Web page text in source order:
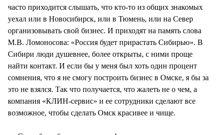
часто приходится слышать, что кто-то из общих знакомых
уехал или в Новосибирск, или в Тюмень, или на Север
организовывать свой бизнес. И приходят на память слова
М.В. Ломоносова: «Россия будет прирастать Сибирью». В
Сибири люди душевнее, более открыты, с ними проще
найти контакт. И если бы у меня был хоть один процент
сомнения, что я не смогу построить бизнес в Омске, я бы за
это не взялся. Так что получается, что жалеть не о чем, а
компания «КЛИН-сервис» и ее сотрудники сделают все
возможное, чтобы сделать Омск красивее и чище.